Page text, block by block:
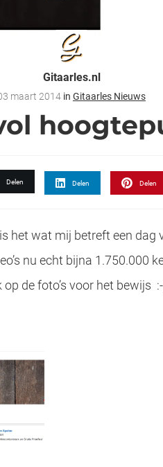
Gitaarles.nl
maart 2014 in Gitaarles Nieuws
Delen Delen Delen
het wat mij betreft een dag
nu echt bijna 1.750.000
op de foto’s voor het bewijs